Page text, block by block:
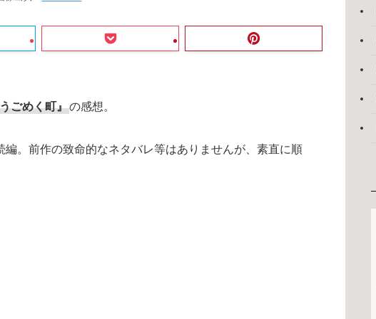
ごめく町』の感想。
。前作の致命的なネタバレ等はありませんが、素直に順